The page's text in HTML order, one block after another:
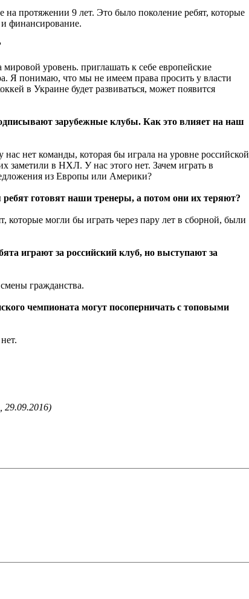
протяжении 9 лет. Это было поколение ребят, которые
финансирование.
уровень. приглашать к себе европейские
Я понимаю, что мы не имеем права просить у власти
в Украине будет развиваться, может появится
зарубежные клубы. Как это влияет на наш
нас нет команды, которая бы играла на уровне российской
в НХЛ. У нас этого нет. Зачем играть в
из Европы или Америки?
готовят наши тренеры, а потом они их теряют?
которые могли бы играть через пару лет в сборной, были
играют за российский клуб, но выступают за
гражданства.
чемпионата могут посоперничать с топовыми
, 29.09.2016)